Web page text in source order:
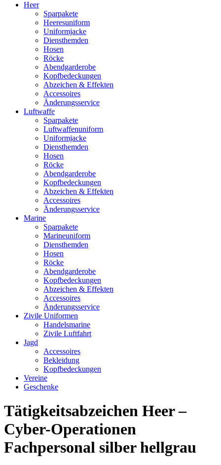
Heer
Sparpakete
Heeresuniform
Uniformjacke
Diensthemden
Hosen
Röcke
Abendgarderobe
Kopfbedeckungen
Abzeichen & Effekten
Accessoires
Änderungsservice
Luftwaffe
Sparpakete
Luftwaffenuniform
Uniformjacke
Diensthemden
Hosen
Röcke
Abendgarderobe
Kopfbedeckungen
Abzeichen & Effekten
Accessoires
Änderungsservice
Marine
Sparpakete
Marineuniform
Diensthemden
Hosen
Röcke
Abendgarderobe
Kopfbedeckungen
Abzeichen & Effekten
Accessoires
Änderungsservice
Zivile Uniformen
Handelsmarine
Zivile Luftfahrt
Jagd
Accessoires
Bekleidung
Kopfbedeckungen
Vereine
Geschenke
Tätigkeitsabzeichen Heer –
Cyber-Operationen
Fachpersonal silber hellgrau